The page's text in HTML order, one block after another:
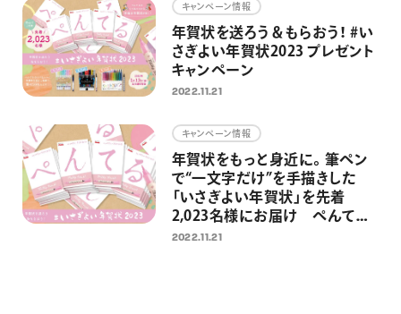
その他
キャンペーン情報
年賀状を送ろう＆もらおう！ #い
さぎよい年賀状2023 プレゼント
キャンペーン
2022.11.21
キャンペーン情報
年賀状をもっと身近に。筆ペン
で“一文字だけ”を手描きした
「いさぎよい年賀状」を先着
2,023名様にお届け ぺんてる
に年賀状を送ると筆ペンが当た
2022.11.21